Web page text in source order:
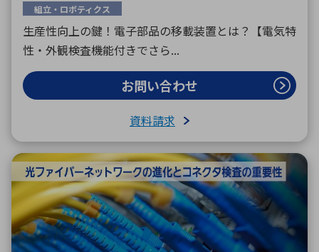
組立・ロボティクス
生産性向上の鍵！電子部品の移載装置とは？【電気特
性・外観検査機能付きでさら...
お問い合わせ
資料請求